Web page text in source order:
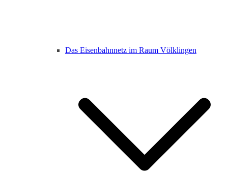
Das Eisenbahnnetz im Raum Völklingen